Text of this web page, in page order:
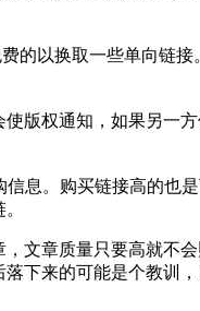
以换取一些单向链
版权通知，如果另一
息。购买链接高的也
文章质量只要高就不
下来的可能是个教训